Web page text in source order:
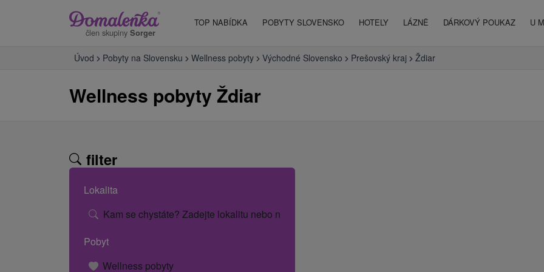
člen skupiny Sorger
TOP NABÍDKA POBYTY SLOVENSKO HOTELY LÁZNĚ DÁRKOVÝ POUKAZ U
Úvod Pobyty na Slovensku Wellness pobyty Východné Slovensko Prešovský kraj Ždiar
Wellness pobyty Ždiar
filter
Lokalita
Kam se chystáte? Zadejte lokalitu nebo název hotelu.
Pobyt
Wellness pobyty